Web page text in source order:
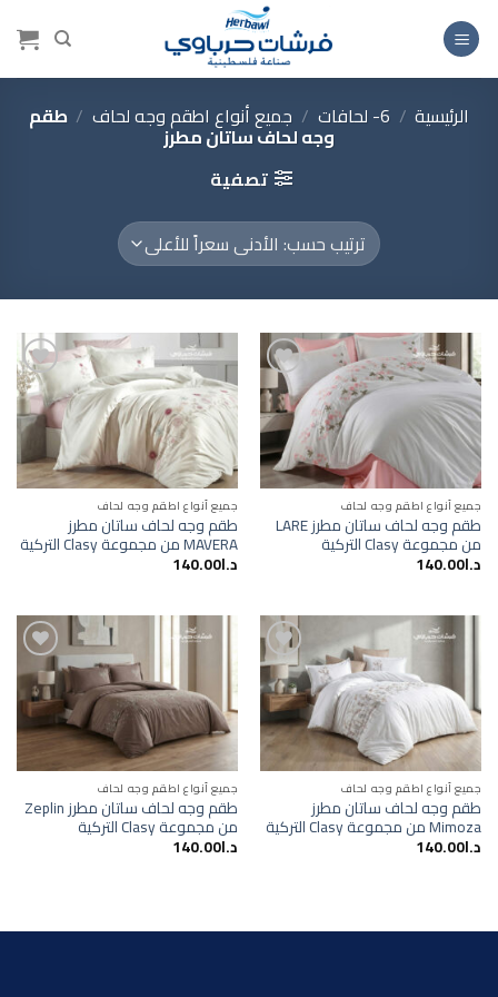
تخطي
للمحتوى
الرئيسية / 6- لحافات / جميع أنواع اطقم وجه لحاف / طقم
وجه لحاف ساتان مطرز
تصفية
Add to
wishlist
جميع أنواع اطقم وجه لحاف
طقم وجه لحاف ساتان مطرز LARE
من مجموعة Clasy التركية
د.ا140.00
Add to
wishlist
جميع أنواع اطقم وجه لحاف
طقم وجه لحاف ساتان مطرز
MAVERA من مجموعة Clasy التركية
د.ا140.00
Add to
wishlist
جميع أنواع اطقم وجه لحاف
طقم وجه لحاف ساتان مطرز
Mimoza من مجموعة Clasy التركية
د.ا140.00
Add to
wishlist
جميع أنواع اطقم وجه لحاف
طقم وجه لحاف ساتان مطرز Zeplin
من مجموعة Clasy التركية
د.ا140.00